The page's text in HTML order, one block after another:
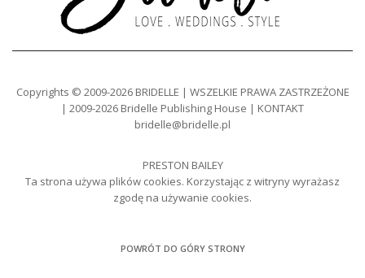
Copyrights © 2009-2026 BRIDELLE | WSZELKIE PRAWA ZASTRZEŻONE
| 2009-2026 Bridelle Publishing House | KONTAKT
bridelle@bridelle.pl
PRESTON BAILEY
Ta strona używa plików cookies. Korzystając z witryny wyrażasz
zgodę na używanie cookies.
POWRÓT DO GÓRY STRONY